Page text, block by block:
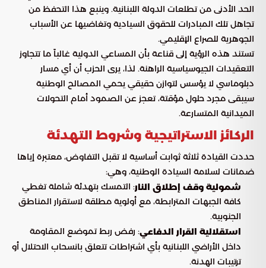
الحد الأدنى من تطلعات الدولة اللبنانية. وينبع هذا التحفظ من
تجاهل تلك المبادرات للحقوق السيادية وتغاضيها عن الأسباب
الجوهرية للصراع الإقليمي.
تستند هذه الرؤية إلى قناعة بأن المساعي الدولية غالباً ما تتجاوز
التعقيدات الجيوسياسية الراهنة. لذا، يرى الحزب أن أي مسار
دبلوماسي لا يؤسس لتوازن حقيقي يحمي المصالح الوطنية
سيبقى مجرد حلول مؤقتة، تعجز عن الصمود أمام التحولات
الميدانية المتسارعة.
الركائز الاستراتيجية وشروط التهدئة
حددت القيادة ثلاثة ثوابت أساسية لا تقبل التفاوض، معتبرة إياها
ضمانات لسلامة السيادة الوطنية، وهي:
شمولية وقف إطلاق النار: التمسك بتهدئة شاملة تغطي
كافة الجبهات المترابطة، مع أولوية مطلقة لاستقرار المناطق
الجنوبية.
استقلالية القرار الدفاعي: رفض ربط تموضع المقاومة
داخل الأراضي اللبنانية بأي اشتراطات تتعلق بانسحاب الاحتلال أو
ترتيبات الهدنة.